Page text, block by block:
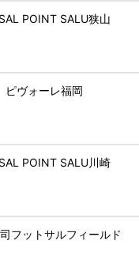
POINT SALU狭山
ピヴォーレ福岡
POINT SALU川崎
フットサルフィールド